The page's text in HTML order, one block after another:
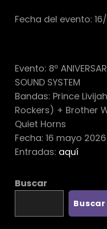
Fecha del evento:
Evento: 8º
SOUND SYSTEM
Bandas: Prince
Rockers) + Brother
Quiet Horns
Fecha: 16 mayo 2026
Entradas: aquí
Buscar
Buscar